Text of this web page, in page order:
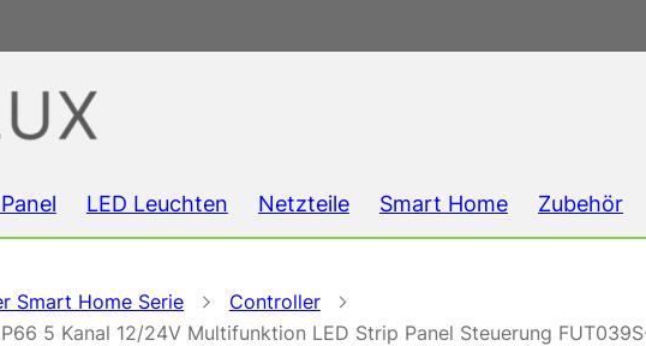
LED Leuchten Netzteile Smart Home Zubehör
Smart Home Serie
Controller
5 Kanal 12/24V Multifunktion LED Strip Panel Steuerung